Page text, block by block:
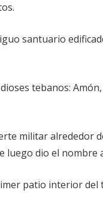
santuario
tebanos:
militar alrededor
luego dio el nombre
patio interior del